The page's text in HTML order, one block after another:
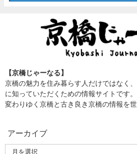
【京橋じゃーなる】
京橋の魅力を住み暮らす人だけではなく
に知っていただくための情報サイトです。
変わりゆく京橋と古き良き京橋の情報を
アーカイブ